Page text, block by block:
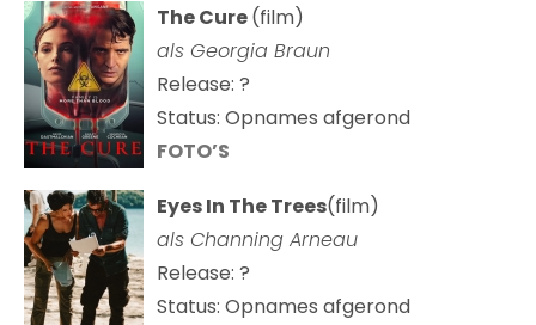
The Cure(film)
als Georgia Braun
Release: ?
Status: Opnames afgerond
FOTO’S
Eyes In The Trees(film)
als Channing Arneau
Release: ?
Status: Opnames afgerond